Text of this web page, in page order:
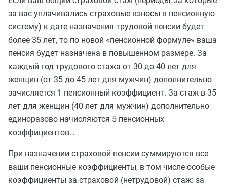
за вас уплачивались страховые взносы в пенсионную
систему) к дате назначения трудовой пенсии будет
более 35 лет, то по новой «пенсионной формуле» ваша
пенсия будет назначена в повышенном размере. За
каждый год трудового стажа от 30 до 40 лет для
женщин (от 35 до 45 лет для мужчин) дополнительно
зачисляется 1 пенсионный коэффициент. За стаж в 35
лет для женщин (40 лет для мужчин) дополнительно
единоразово начисляются 5 пенсионных
коэффициентов…
При назначении страховой пенсии суммируются все
ваши пенсионные коэффициенты, в том числе особые
коэффициенты за страховой (нетрудовой) стаж: за